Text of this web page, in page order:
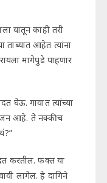
यातून काही तरी
ताब्यात आहेत त्यांना
मागेपुढे पाहणार
घेऊ. गावात त्यांच्या
आहे. ते नक्कीच
करतील. फक्त या
लागेल. हे दागिने